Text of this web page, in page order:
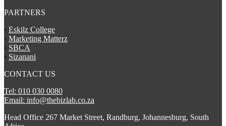
PARTNERS
› Eskilz College
› Marketing Matterz
› SBCA
› Sizanani
CONTACT US
Tel: 010 030 0080
Email: info@thebizlab.co.za
Head Office 267 Market Street, Randburg, Johannesburg, South